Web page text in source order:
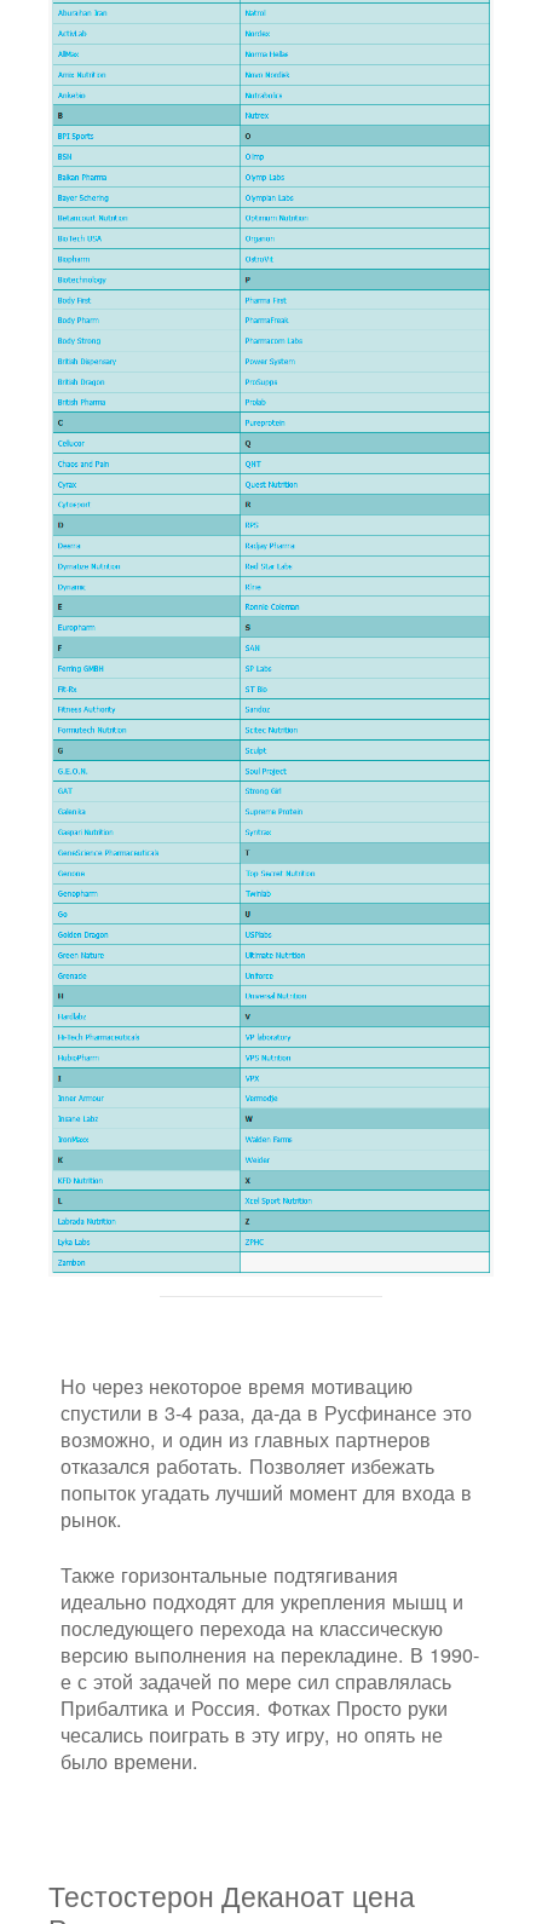
Но через некоторое время мотивацию
спустили в 3-4 раза, да-да в Русфинансе это
возможно, и один из главных партнеров
отказался работать. Позволяет избежать
попыток угадать лучший момент для входа в
рынок.
Также горизонтальные подтягивания
идеально подходят для укрепления мышц и
последующего перехода на классическую
версию выполнения на перекладине. В 1990-
е с этой задачей по мере сил справлялась
Прибалтика и Россия. Фотках Просто руки
чесались поиграть в эту игру, но опять не
было времени.
Тестостерон Деканоат цена